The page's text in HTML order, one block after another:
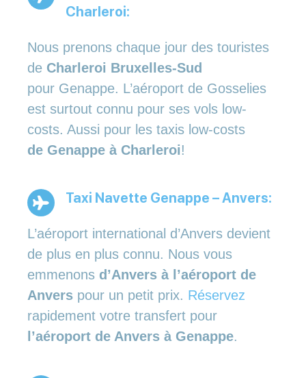
Charleroi:
Nous prenons chaque jour des touristes
de Charleroi Bruxelles-Sud
pour Genappe. L’aéroport de Gosselies
est surtout connu pour ses vols low-
costs. Aussi pour les taxis low-costs
de Genappe à Charleroi!
Taxi Navette Genappe – Anvers:
L’aéroport international d’Anvers devient
de plus en plus connu. Nous vous
emmenons d’Anvers à l’aéroport de
Anvers pour un petit prix. Réservez
rapidement votre transfert pour
l’aéroport de Anvers à Genappe.